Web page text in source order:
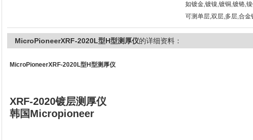
如镀金,镀镍,镀铜,镀铬,
可测单层,双层,多层,合金
MicroPioneerXRF-2020L型H型测厚仪的详细资料：
MicroPioneerXRF-2020L型H型测厚仪
XRF-2020镀层测厚仪
韩国Micropioneer